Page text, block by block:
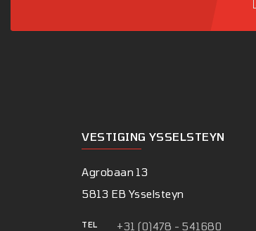
VESTIGING YSSELSTEYN
Agrobaan 13
5813 EB Ysselsteyn
TEL +31 (0)478 - 541680